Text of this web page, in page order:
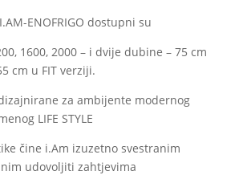
ENOFRIGO dostupni su
1600, 2000 – i dvije dubine – 75 cm
cm u FIT verziji.
za ambijente modernog
LIFE STYLE
čine i.Am izuzetno svestranim
udovoljiti zahtjevima